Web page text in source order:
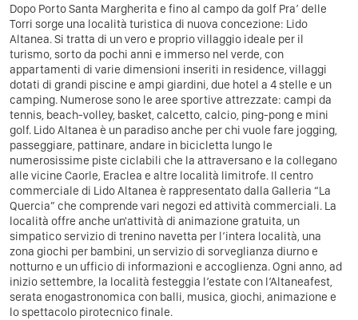
Dopo Porto Santa Margherita e fino al campo da golf Pra’ delle
Torri sorge una località turistica di nuova concezione: Lido
Altanea. Si tratta di un vero e proprio villaggio ideale per il
turismo, sorto da pochi anni e immerso nel verde, con
appartamenti di varie dimensioni inseriti in residence, villaggi
dotati di grandi piscine e ampi giardini, due hotel a 4 stelle e un
camping. Numerose sono le aree sportive attrezzate: campi da
tennis, beach-volley, basket, calcetto, calcio, ping-pong e mini
golf. Lido Altanea è un paradiso anche per chi vuole fare jogging,
passeggiare, pattinare, andare in bicicletta lungo le
numerosissime piste ciclabili che la attraversano e la collegano
alle vicine Caorle, Eraclea e altre località limitrofe. Il centro
commerciale di Lido Altanea è rappresentato dalla Galleria “La
Quercia” che comprende vari negozi ed attività commerciali. La
località offre anche un'attività di animazione gratuita, un
simpatico servizio di trenino navetta per l’intera località, una
zona giochi per bambini, un servizio di sorveglianza diurno e
notturno e un ufficio di informazioni e accoglienza. Ogni anno, ad
inizio settembre, la località festeggia l’estate con l’Altaneafest,
serata enogastronomica con balli, musica, giochi, animazione e
lo spettacolo pirotecnico finale.